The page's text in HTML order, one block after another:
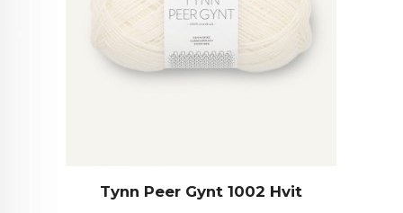
Tynn Peer Gynt 1002 Hvit